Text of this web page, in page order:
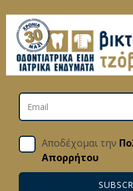
Αποδέχομαι την
Απορρήτου